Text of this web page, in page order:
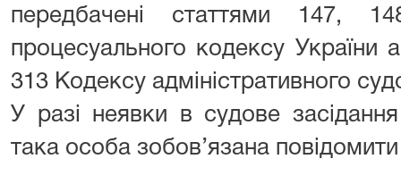
передбачені статтями 147,
процесуального кодексу України
313 Кодексу адміністративного
У разі неявки в судове
така особа зобов’язана